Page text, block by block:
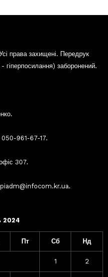
права захищені. Передрук
гіперпосилання) заборонений.
050-961-67-17.
307.
2024
Пт Сб Нд
1 2